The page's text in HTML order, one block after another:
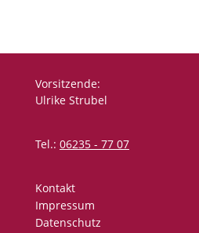
Vorsitzende:
Ulrike Strubel
Tel.: 06235 - 77 07
Kontakt
Impressum
Datenschutz